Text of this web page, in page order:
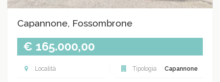
Capannone, Fossombrone
€ 165.000,00
Località Tipologia Capannone